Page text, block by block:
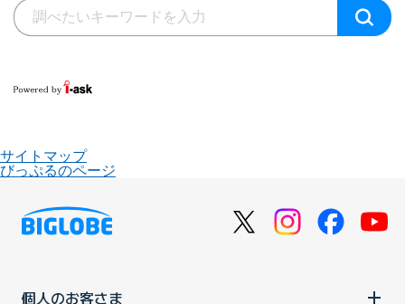
サイトマップ
びっぷるのページ
個人のお客さま